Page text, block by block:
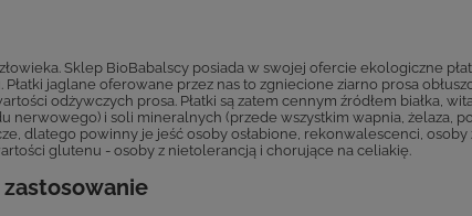
Sklep BioBabalscy posiada w swojej ofercie ekologiczne
jaglane oferowane przez nas to zgniecione ziarno prosa
odżywczych prosa. Płatki są zatem cennym źródłem białka,
nerwowego) i soli mineralnych (przede wszystkim wapnia, żelaza,
dlatego powinny je jeść osoby osłabione, rekonwalescenci, osoby
glutenu - osoby z nietolerancją i chorujące na celiakię.
zastosowanie